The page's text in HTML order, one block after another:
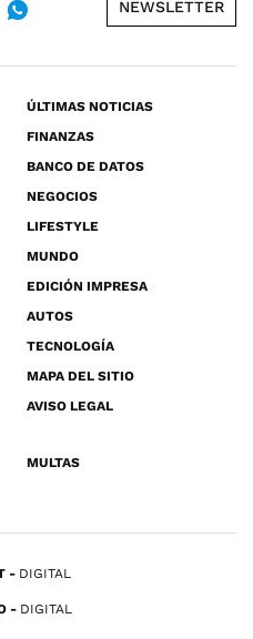
NEWSLETTER
ÚLTIMAS NOTICIAS
FINANZAS
BANCO DE DATOS
NEGOCIOS
LIFESTYLE
MUNDO
EDICIÓN IMPRESA
AUTOS
TECNOLOGÍA
MAPA DEL SITIO
AVISO LEGAL
MULTAS
DIGITAL
DIGITAL